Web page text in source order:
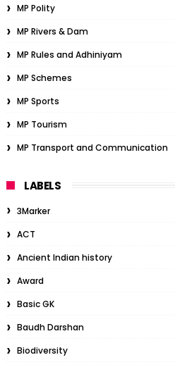
MP Polity
MP Rivers & Dam
MP Rules and Adhiniyam
MP Schemes
MP Sports
MP Tourism
MP Transport and Communication
LABELS
3Marker
ACT
Ancient Indian history
Award
Basic GK
Baudh Darshan
Biodiversity